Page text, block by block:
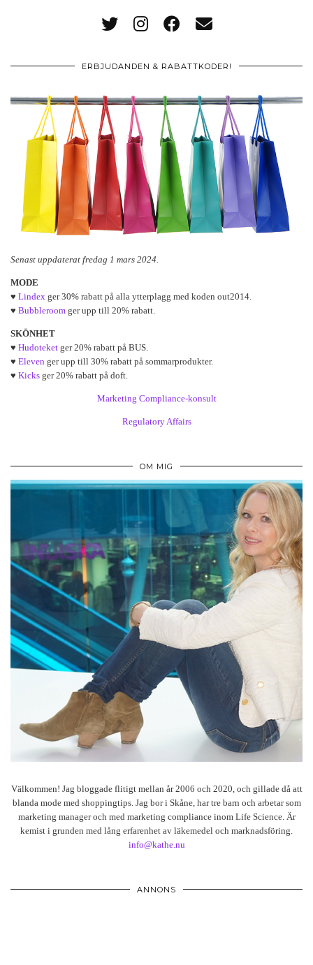
ERBJUDANDEN & RABATTKODER!
Senast uppdaterat fredag 1 mars 2024.
MODE
♥ Lindex ger 30% rabatt på alla ytterplagg med koden out2014.
♥ Bubbleroom ger upp till 20% rabatt.
SKÖNHET
♥ Hudoteket ger 20% rabatt på BUS.
♥ Eleven ger upp till 30% rabatt på sommarprodukter.
♥ Kicks ger 20% rabatt på doft.
Marketing Compliance-konsult
Regulatory Affairs
OM MIG
Välkommen! Jag bloggade flitigt mellan år 2006 och 2020, och gillade då att
blanda mode med shoppingtips. Jag bor i Skåne, har tre barn och arbetar som
marketing manager och med marketing compliance inom Life Science. Är
kemist i grunden med lång erfarenhet av läkemedel och marknadsföring.
info@kathe.nu
ANNONS